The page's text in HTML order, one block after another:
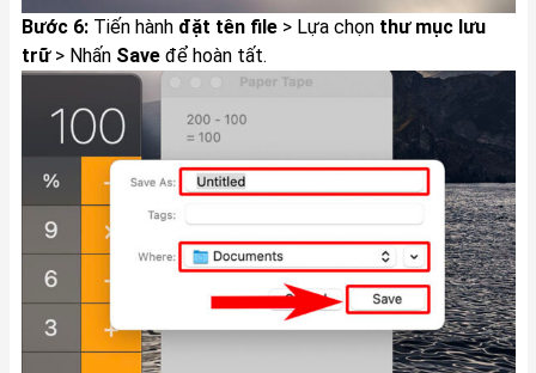
Bước 6:Tiến hànhđặt tên file> Lựa chọn thư mục lưu
trữ> Nhấn Saveđể hoàn tất.